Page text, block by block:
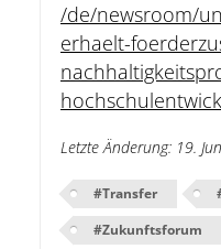
/de/newsroom/
erhaelt-
Letzte Änderung: 19.
#Transfer
#Zukunftsforum